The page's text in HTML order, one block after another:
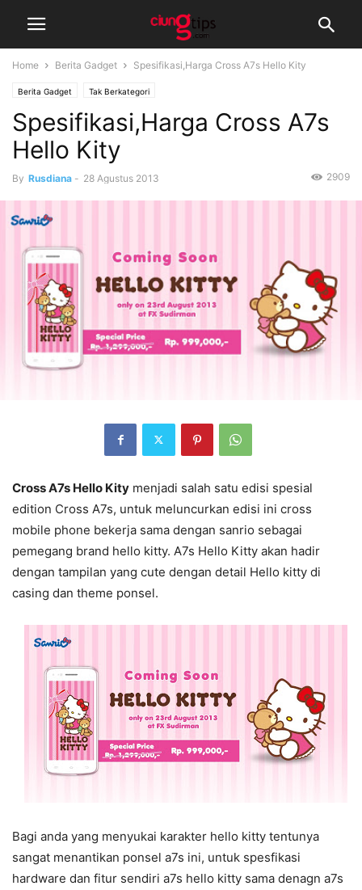
Home Berita Gadget Spesifikasi,Harga Cross A7s Hello Kity
Berita Gadget Tak Berkategori
Spesifikasi,Harga Cross A7s
Hello Kity
By Rusdiana - 28 Agustus 2013 2909
Cross A7s Hello Kity menjadi salah satu edisi spesial
edition Cross A7s, untuk meluncurkan edisi ini cross
mobile phone bekerja sama dengan sanrio sebagai
pemegang brand hello kitty. A7s Hello Kitty akan hadir
dengan tampilan yang cute dengan detail Hello kitty di
casing dan theme ponsel.
Bagi anda yang menyukai karakter hello kitty tentunya
sangat menantikan ponsel a7s ini, untuk spesfikasi
hardware dan fitur sendiri a7s hello kitty sama denagn a7s